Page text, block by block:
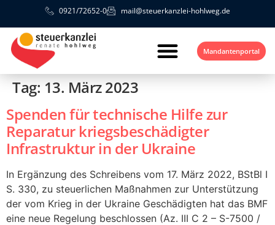
0921/72652-0 mail@steuerkanzlei-hohlweg.de
Mandantenportal
Tag: 13. März 2023
Spenden für technische Hilfe zur
Reparatur kriegsbeschädigter
Infrastruktur in der Ukraine
In Ergänzung des Schreibens vom 17. März 2022, BStBl I
S. 330, zu steuerlichen Maßnahmen zur Unterstützung
der vom Krieg in der Ukraine Geschädigten hat das BMF
eine neue Regelung beschlossen (Az. III C 2 – S-7500 /